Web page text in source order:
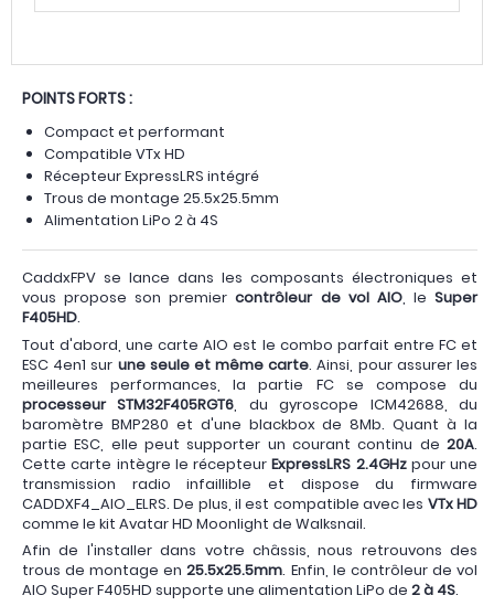
POINTS FORTS :
Compact et performant
Compatible VTx HD
Récepteur ExpressLRS intégré
Trous de montage 25.5x25.5mm
Alimentation LiPo 2 à 4S
CaddxFPV se lance dans les composants électroniques et
vous propose son premiercontrôleur de vol AIO, leSuper
F405HD.
Tout d'abord, une carte AIO est le combo parfait entre FC et
ESC 4en1 sur une seule et même carte. Ainsi, pour assurer les
meilleures performances, la partie FC se compose du
processeur STM32F405RGT6 , du gyroscope ICM42688, du
baromètre BMP280 et d'une blackbox de 8Mb. Quant à la
partie ESC, elle peut supporter un courant continu de 20A.
Cette carte intègre le récepteurExpressLRS 2.4GHzpour une
transmission radio infaillible et dispose du firmware
CADDXF4_AIO_ELRS. De plus, il est compatible avec les VTx HD
comme le kit Avatar HD Moonlight de Walksnail.
Afin de l'installer dans votre châssis, nous retrouvons des
trous de montage en25.5x25.5mm. Enfin, le contrôleur de vol
AIO Super F405HD supporte une alimentation LiPo de 2 à 4S.